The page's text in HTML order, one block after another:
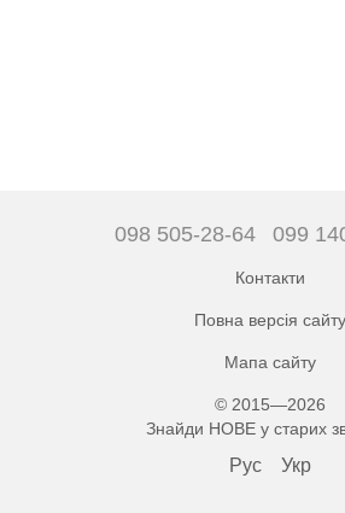
098 505-28-64 099
Контакти
Повна версія сайту
Мапа сайту
© 2015—2026
Знайди НОВЕ у старих
Рус Укр